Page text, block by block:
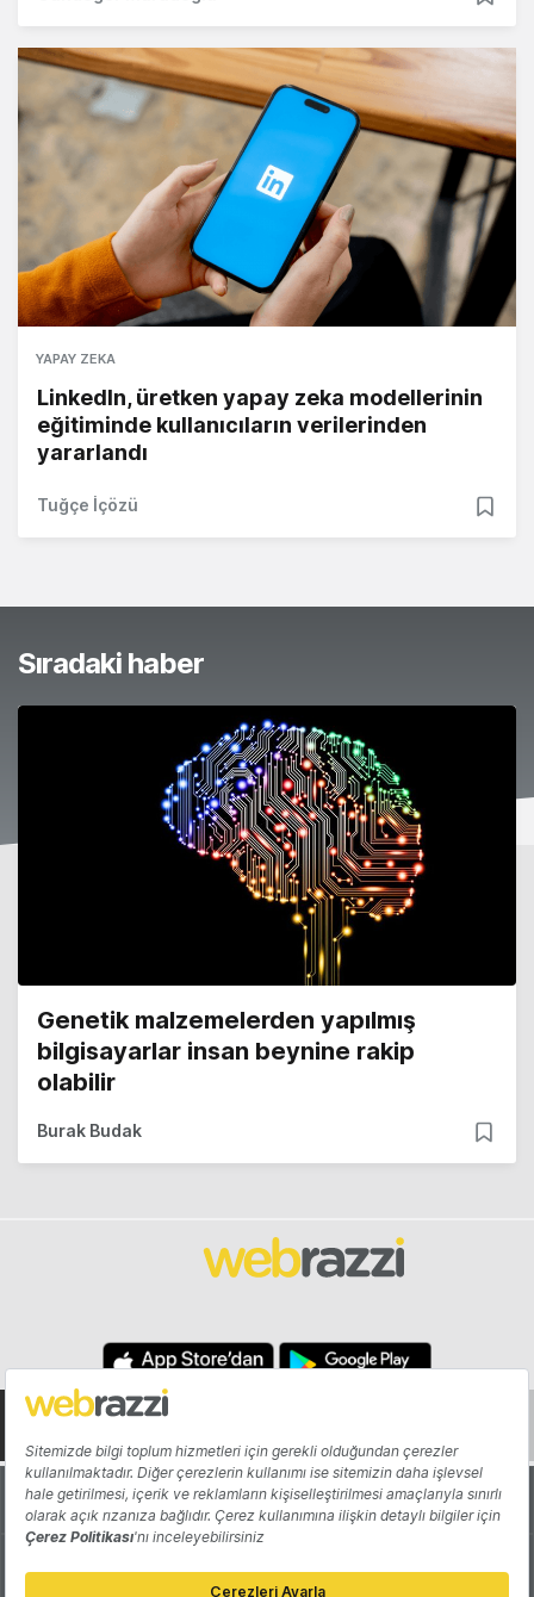
YAPAY ZEKA
LinkedIn, üretken yapay zeka modellerinin
eğitiminde kullanıcıların verilerinden
yararlandı
Tuğçe İçözü
Sıradaki haber
Genetik malzemelerden yapılmış
bilgisayarlar insan beynine rakip
olabilir
Burak Budak
Hakkında Yazarlar
Katkıda Bulun Reklam